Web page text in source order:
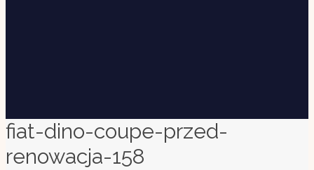
fiat-dino-coupe-przed-
renowacja-158